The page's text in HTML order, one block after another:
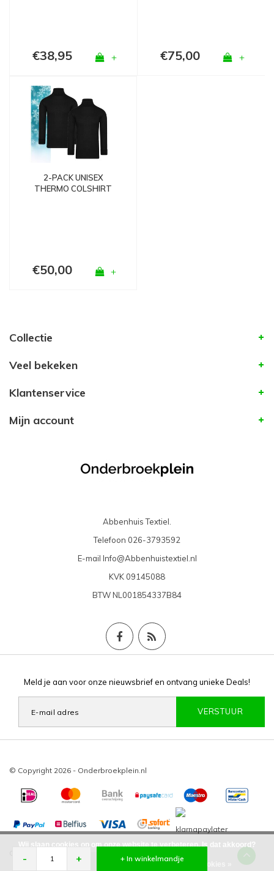
- + + In winkelmandje
€38,95 + €75,00 +
2-PACK UNISEX
THERMO COLSHIRT
€50,00 +
Collectie
Veel bekeken
Klantenservice
Mijn account
Abbenhuis Textiel.
Telefoon 026-3793592
E-mail Info@Abbenhuistextiel.nl
KVK 09145088
BTWNL001854337B84
Meld je aan voor onze nieuwsbrief en ontvang unieke Deals!
VERSTUUR
© Copyright 2026 - Onderbroekplein.nl
Wij slaan cookies op om onze website te verbeteren. Is dat akkoord?
Meer over cookies »